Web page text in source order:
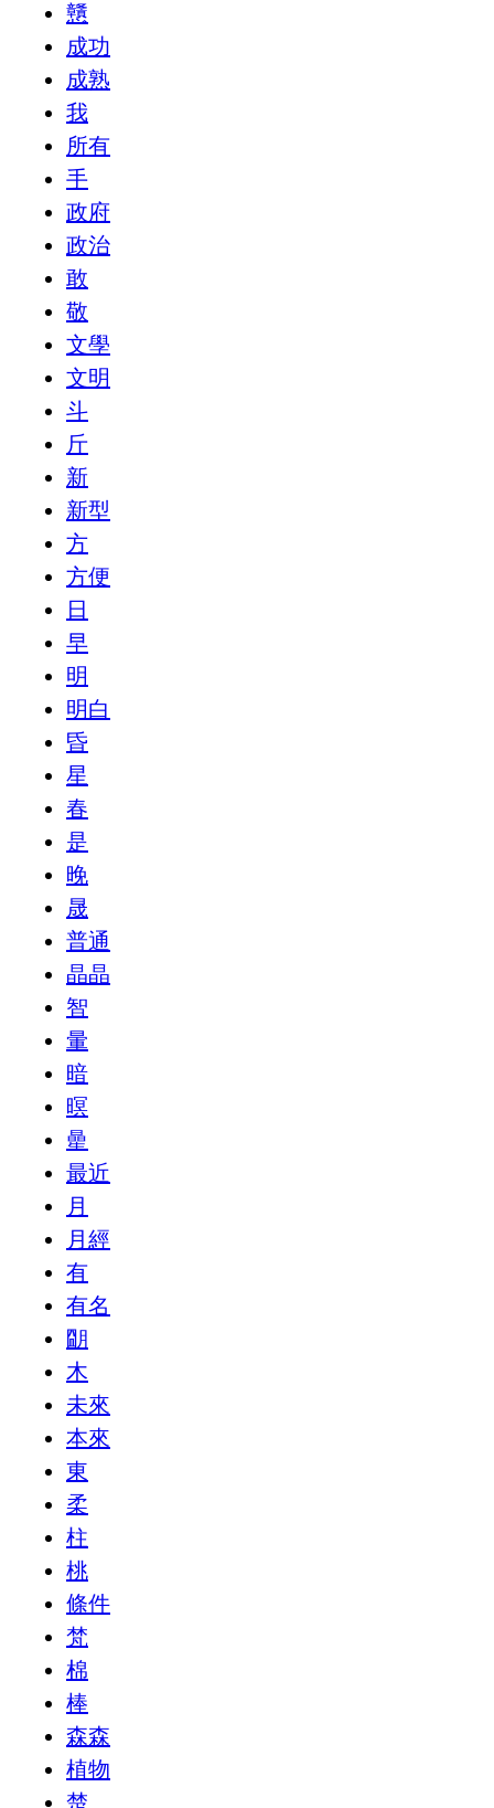
戇
成功
成熟
我
所有
手
政府
政治
敢
敬
文學
文明
斗
斤
新
新型
方
方便
日
早
明
明白
昏
星
春
是
晚
晟
普通
晶晶
智
暈
暗
暝
曐
最近
月
月經
有
有名
朙
木
未來
本來
東
柔
柱
桃
條件
梵
棉
棒
森森
植物
楚